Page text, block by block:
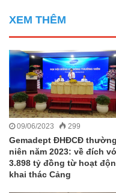
XEM THÊM
09/06/2023 299
Gemadept ĐHĐCĐ thường
niên năm 2023: về đích
3.898 tỷ đồng từ hoạt
khai thác Cảng